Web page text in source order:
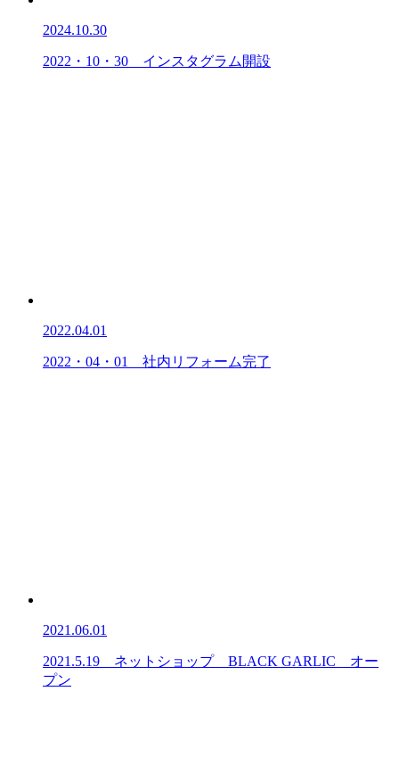
2024.10.30
2022・10・30 インスタグラム開設
2022.04.01
2022・04・01 社内リフォーム完了
2021.06.01
2021.5.19 ネットショップ BLACK GARLIC オー
プン